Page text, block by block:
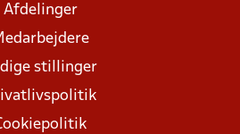
Afdelinger
stillinger